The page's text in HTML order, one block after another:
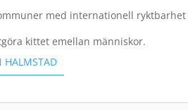
med internationell
kittet emellan människor.
HALMSTAD